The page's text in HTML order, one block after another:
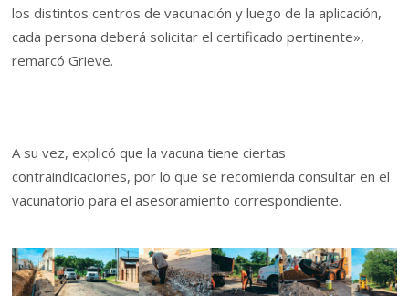
los distintos centros de vacunación y luego de la aplicación,
cada persona deberá solicitar el certificado pertinente»,
remarcó Grieve.
A su vez, explicó que la vacuna tiene ciertas
contraindicaciones, por lo que se recomienda consultar en el
vacunatorio para el asesoramiento correspondiente.